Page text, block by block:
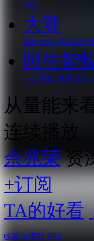
其它
大赛
最佳收益 最多关注
阿牛智
一起看盘 股票 板块
从量能来
连续播放
余兆荣 资
+订阅
TA的好看
收藏 分享到 评论